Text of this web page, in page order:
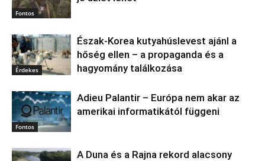
Fontos
Érdekes
Észak‑Korea kutyahúslevest ajánl a
hőség ellen – a propaganda és a
hagyomány találkozása
Fontos
Adieu Palantir – Európa nem akar az
amerikai informatikától függeni
A Duna és a Rajna rekord alacsony